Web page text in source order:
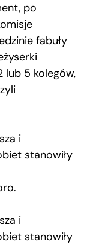
po
fabuły
lub 5 kolegów,
i
stanowiły
i
stanowiły